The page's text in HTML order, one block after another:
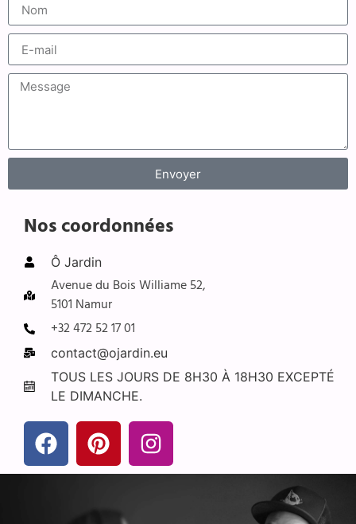
Envoyer
Nos coordonnées
Ô Jardin
Avenue du Bois Williame 52,
5101 Namur
+32 472 52 17 01
contact@ojardin.eu
TOUS LES JOURS DE 8H30 À 18H30 EXCEPTÉ
LE DIMANCHE.